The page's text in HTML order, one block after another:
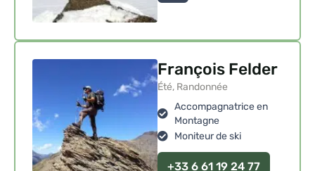
François Felder
Été, Randonnée
Accompagnatrice en
Montagne
Moniteur de ski
+33 6 61 19 24 77